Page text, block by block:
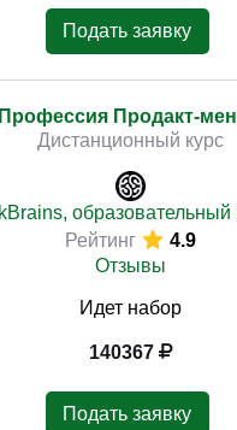
Подать заявку
Продакт-
Дистанционный курс
образовательный
Рейтинг
4.9
Отзывы
Идет набор
140367
Подать заявку